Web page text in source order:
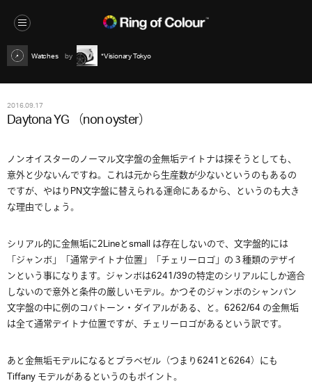
Watches *Visionary Tokyo
2016.09.17
Daytona YG （non oyster）
ノンオイスターのノーマル文字盤の金無垢デイトナは探そうとしても、
意外と少ないんですね。これは元から生産数が少ないというのもあるの
ですが、やはりPN文字盤に替えられる運命にあるから、というのも大き
な理由でしょう。
シリアル的に金無垢に2Lineとsmall は存在しないので、文字盤的には
「ジャンボ」「通常デイトナ位置」「チェリーロゴ」の３種類のデザイ
ンという事になります。ジャンボは6241/39の特定のシリアルにしか適合
しないので意外と条件の厳しいモデル。かつそのジャンボのシャンパン
文字盤の中に例のコパトーン・ダイアルがある、と。6262/64 の金無垢
は全て通常デイトナ位置ですが、チェリーロゴがあるという訳です。
あと金無垢モデルになるとプラベゼル（つまり6241と6264）にも
Tiffany モデルがあるというのもポイント。